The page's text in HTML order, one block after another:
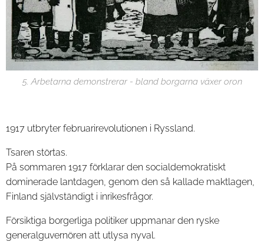
5. Arbetarna demonstrerar - bland borgarna växer oron
1917 utbryter februarirevolutionen i Ryssland.
Tsaren störtas.
På sommaren 1917 förklarar den socialdemokratiskt
dominerade lantdagen, genom den så kallade maktlagen,
Finland självständigt i inrikesfrågor.
Försiktiga borgerliga politiker uppmanar den ryske
generalguvernören att utlysa nyval.